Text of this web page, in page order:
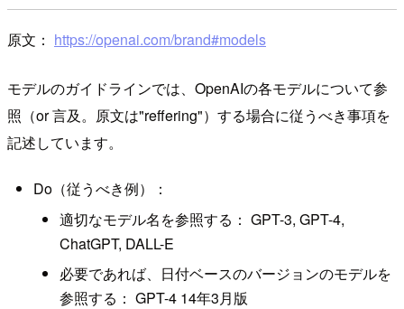
原文： https://openai.com/brand#models
モデルのガイドラインでは、OpenAIの各モデルについて参
照（or 言及。原文は"reffering"）する場合に従うべき事項を
記述しています。
Do（従うべき例）：
適切なモデル名を参照する： GPT-3, GPT-4,
ChatGPT, DALL-E
必要であれば、日付ベースのバージョンのモデルを
参照する： GPT-4 14年3月版